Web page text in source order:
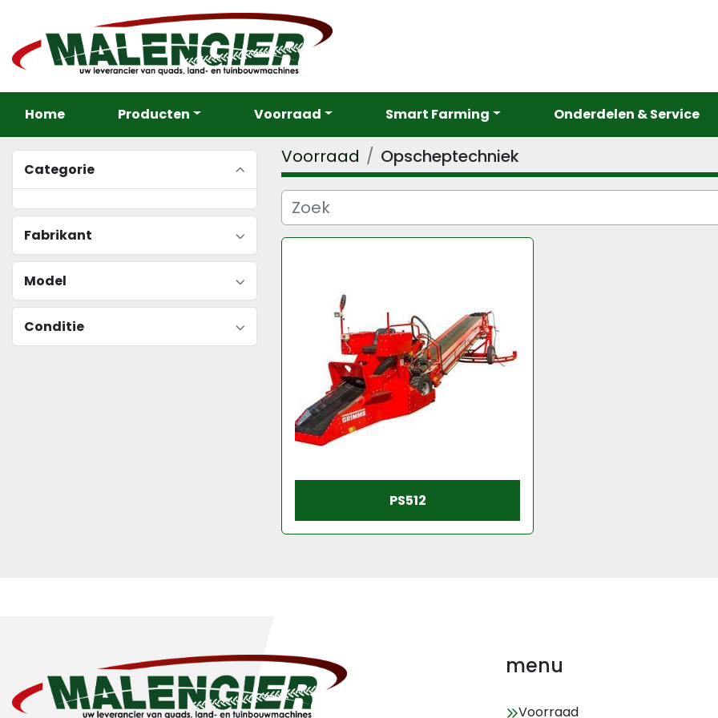
Home Voorraad
Producten Smart Farming Onderdelen & Service
Categorie
Fabrikant
Model
Conditie
Voorraad Opscheptechniek
PS512
menu
Voorraad